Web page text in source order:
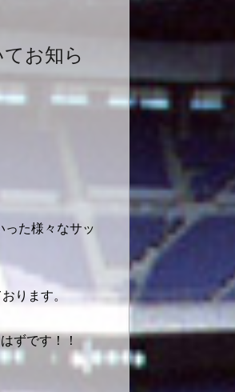
お知ら
った様々なサッ
ります。
ずです！！